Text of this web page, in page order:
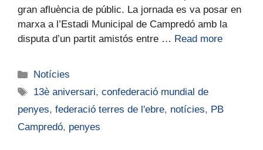
gran afluència de públic. La jornada es va posar en
marxa a l’Estadi Municipal de Campredó amb la
disputa d’un partit amistós entre … Read more
Notícies
13è aniversari,confederació mundial de
penyes, federació terres de l'ebre, notícies, PB
Campredó, penyes